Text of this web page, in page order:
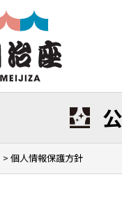
> 個人情報保護方針